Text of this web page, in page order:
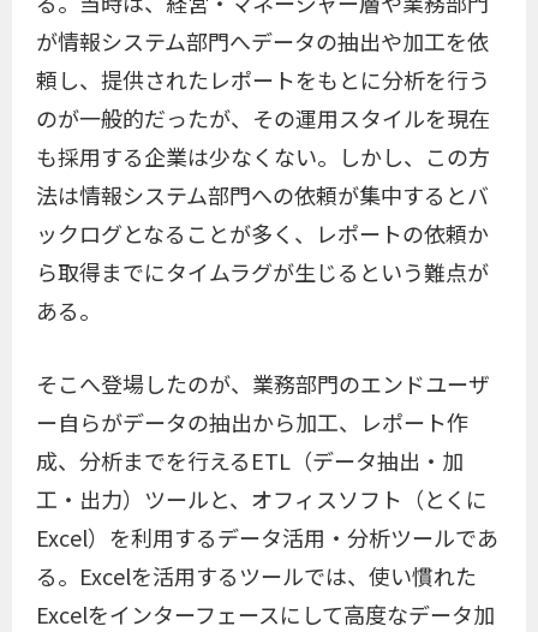
が情報システム部門へデータの抽出や加工を依
頼し、提供されたレポートをもとに分析を行う
のが一般的だったが、その運用スタイルを現在
も採用する企業は少なくない。しかし、この方
法は情報システム部門への依頼が集中するとバ
ックログとなることが多く、レポートの依頼か
ら取得までにタイムラグが生じるという難点が
ある。
そこへ登場したのが、業務部門のエンドユーザ
ー自らがデータの抽出から加工、レポート作
成、分析までを行えるETL（データ抽出・加
工・出力）ツールと、オフィスソフト（とくに
Excel）を利用するデータ活用・分析ツールであ
る。Excelを活用するツールでは、使い慣れた
Excelをインターフェースにして高度なデータ加